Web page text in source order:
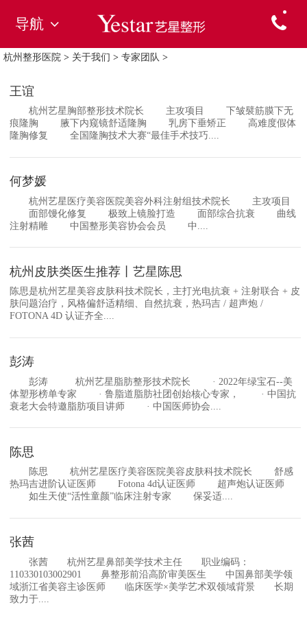
导航
杭州整形医院 > 关于我们 > 专家团队 >
王谊
杭州艺星胸部整形技术院长 主攻项目 下皱襞筋膜下无
痕隆胸 腋下内窥镜舒适隆胸 乳房下垂矫正 高难度假体
隆胸修复 全国隆胸技术大赛“最佳手术技巧....
何梦媛
杭州艺星医疗美容医院美容外科注射组技术院长 主攻项目
面部馒化修复 极致上镜脸打造 面部综合抗衰 曲线
注射精雕 中国整形美容协会会员 中....
杭州皮肤类医生推荐丨艺星陈思
陈思是杭州艺星美容皮肤科技术院长，主打光电抗衰 + 注射联合 + 皮
肤问题治疗，风格偏舒适精细、自然抗衰，热玛吉 / 超声炮 /
FOTONA 4D 认证齐全....
彭涛
彭涛 杭州艺星脂肪整形技术院长 · 2022年绿宝石--美
体塑形榜单专家 · 鲁脂道脂肪社团创始核心专家， · 中国抗
衰老大会特邀脂肪项目讲师 · 中国医师协会....
陈思
陈思 杭州艺星医疗美容医院美容皮肤科技术院长 舒感
热玛吉进阶认证医师 Fotona 4d认证医师 超声炮认证医师
如生天使“活性童颜”临床注射专家 保妥适....
张茜
张茜 杭州艺星鼻部美学技术主任 职业编码：
110330103002901 鼻整形前沿高阶审美医生 中国鼻部美学领
域浙江省美容主诊医师 临床医学×美学艺术双领域背景 长期
致力于....